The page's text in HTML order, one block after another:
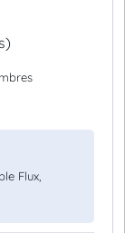
Flux,